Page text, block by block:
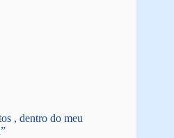
, dentro do meu